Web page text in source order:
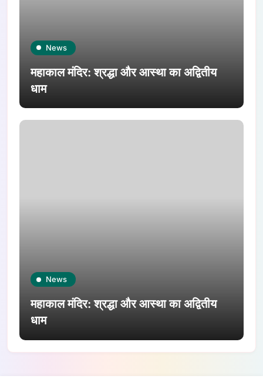
News
महाकाल मंदिर: श्रद्धा और आस्था का अद्वितीय
धाम
News
महाकाल मंदिर: श्रद्धा और आस्था का अद्वितीय
धाम